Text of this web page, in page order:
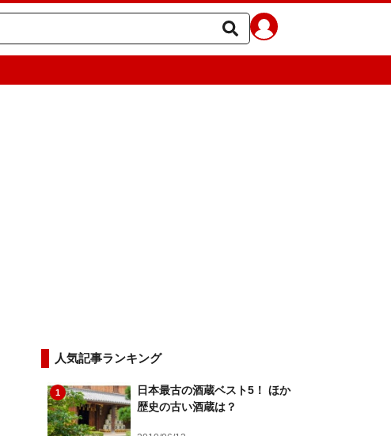
人気記事ランキング
1
日本最古の酒蔵ベスト5！ ほか
歴史の古い酒蔵は？